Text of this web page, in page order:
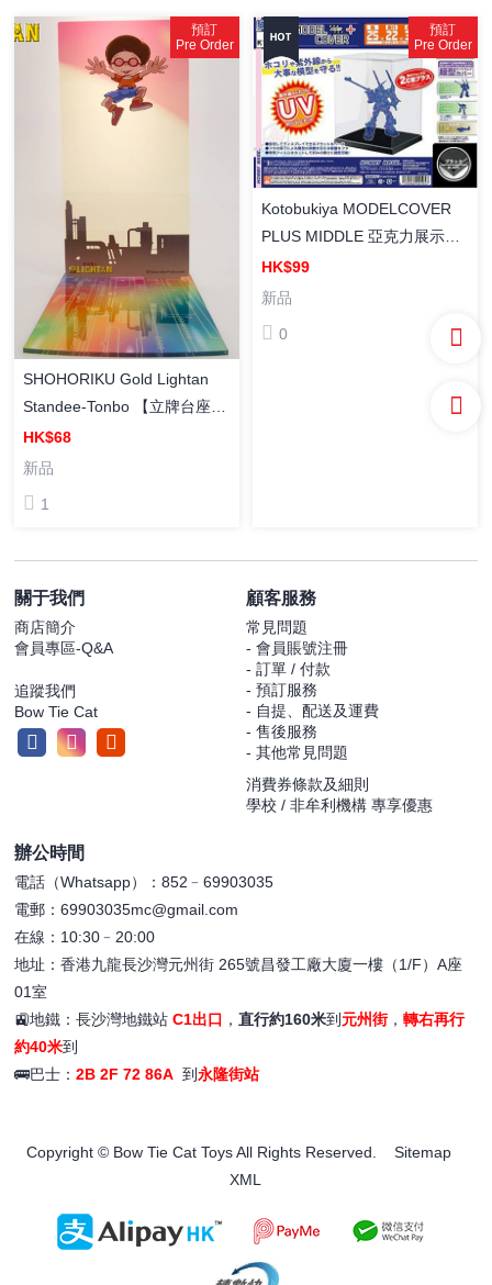
預訂
Pre Order
SHOHORIKU Gold Lightan
Standee-Tonbo 【立牌台座】
《黃金戰士》蜻蜓
HK$68
新品
1
預訂
Pre Order
Kotobukiya MODELCOVER
PLUS MIDDLE 亞克力展示盒
（中）
HK$99
新品
0
關于我們
商店簡介
會員專區-Q&A
追蹤我們
Bow Tie Cat
顧客服務
常見問題
- 會員賬號注冊
- 訂單 / 付款
- 預訂服務
- 自提、配送及運費
- 售後服務
- 其他常見問題
消費券條款及細則
學校 / 非牟利機構 專享優惠
辦公時間
電話（Whatsapp）：852﹣69903035
電郵：69903035mc@gmail.com
在線：10:30﹣20:00
地址：香港九龍長沙灣元州街 265號昌發工廠大廈一樓（1/F）A座
01室
🚉地鐵：長沙灣地鐵站C1出口 ，直行約160米到元州街，轉右再行
約40米到
🚌巴士：2B 2F 72 86A 到永隆街站
Copyright © Bow Tie Cat Toys All Rights Reserved.Sitemap
XML